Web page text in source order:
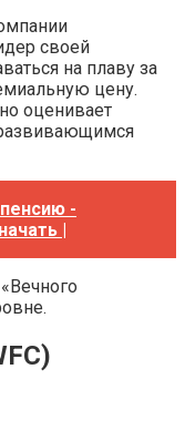
своей
на плаву за
цену.
оценивает
-
|